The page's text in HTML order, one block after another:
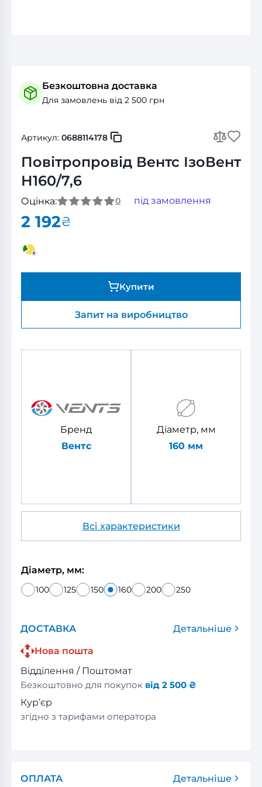
Безкоштовна доставка
Для замовлень від 2 500 грн
Артикул: 0688114178
Повітропровід Вентс ІзоВент
Н160/7,6
Оцінка: 0 під замовлення
2 192₴
Купити
Запит на виробництво
Бренд
Вентс
Діаметр, мм
160 мм
Всі характеристики
Діаметр, мм:
100 125 150 160 200 250
ДОСТАВКА
Детальніше
Нова пошта
Відділення / Поштомат
Безкоштовно для покупок від 2 500 ₴
Кур’єр
згідно з тарифами оператора
ОПЛАТА Детальніше